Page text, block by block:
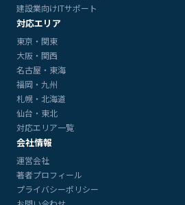
建設業向けITサポート
対応エリア
東京・関東
大阪・関西
名古屋・東海
福岡・九州
札幌・北海道
仙台・東北
対応エリア一覧
会社情報
運営会社
著者プロフィール
プライバシーポリシー